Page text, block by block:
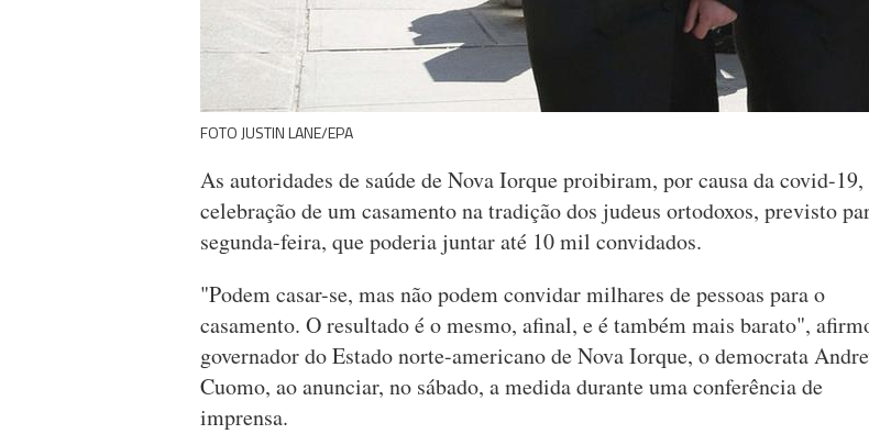
FOTO JUSTIN LANE/EPA
As autoridades de saúde de Nova Iorque proibiram, por causa da covid-19,
celebração de um casamento na tradição dos judeus ortodoxos, previsto
segunda-feira, que poderia juntar até 10 mil convidados.
"Podem casar-se, mas não podem convidar milhares de pessoas para o
casamento. O resultado é o mesmo, afinal, e é também mais barato",
governador do Estado norte-americano de Nova Iorque, o democrata
Cuomo, ao anunciar, no sábado, a medida durante uma conferência de
imprensa.